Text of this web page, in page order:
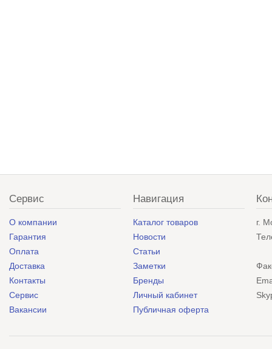
Сервис
О компании
Гарантия
Оплата
Доставка
Контакты
Сервис
Вакансии
Навигация
Каталог товаров
Новости
Статьи
Заметки
Бренды
Личный кабинет
Публичная оферта
г.